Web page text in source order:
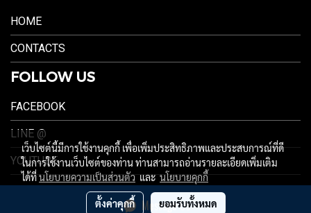
Message Us
HOME
CONTACTS
FOLLOW US
FACEBOOK
LINE @
YOUTUBE
เว็บไซต์นี้มีการใช้งานคุกกี้ เพื่อเพิ่มประสิทธิภาพและประสบการณ์ที่ดี
ในการใช้งานเว็บไซต์ของท่าน ท่านสามารถอ่านรายละเอียดเพิ่มเติม
ได้ที่นโยบายความเป็นส่วนตัวและนโยบายคุกกี้
ตั้งค่าคุกกี้ ยอมรับทั้งหมด